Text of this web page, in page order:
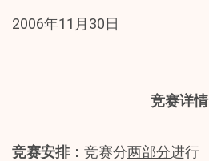
2006年11月30日
竞赛详情
竞赛安排： 竞赛分两部分进行